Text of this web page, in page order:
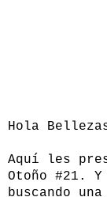
Hola
Aquí les
Otoño #21.
buscando